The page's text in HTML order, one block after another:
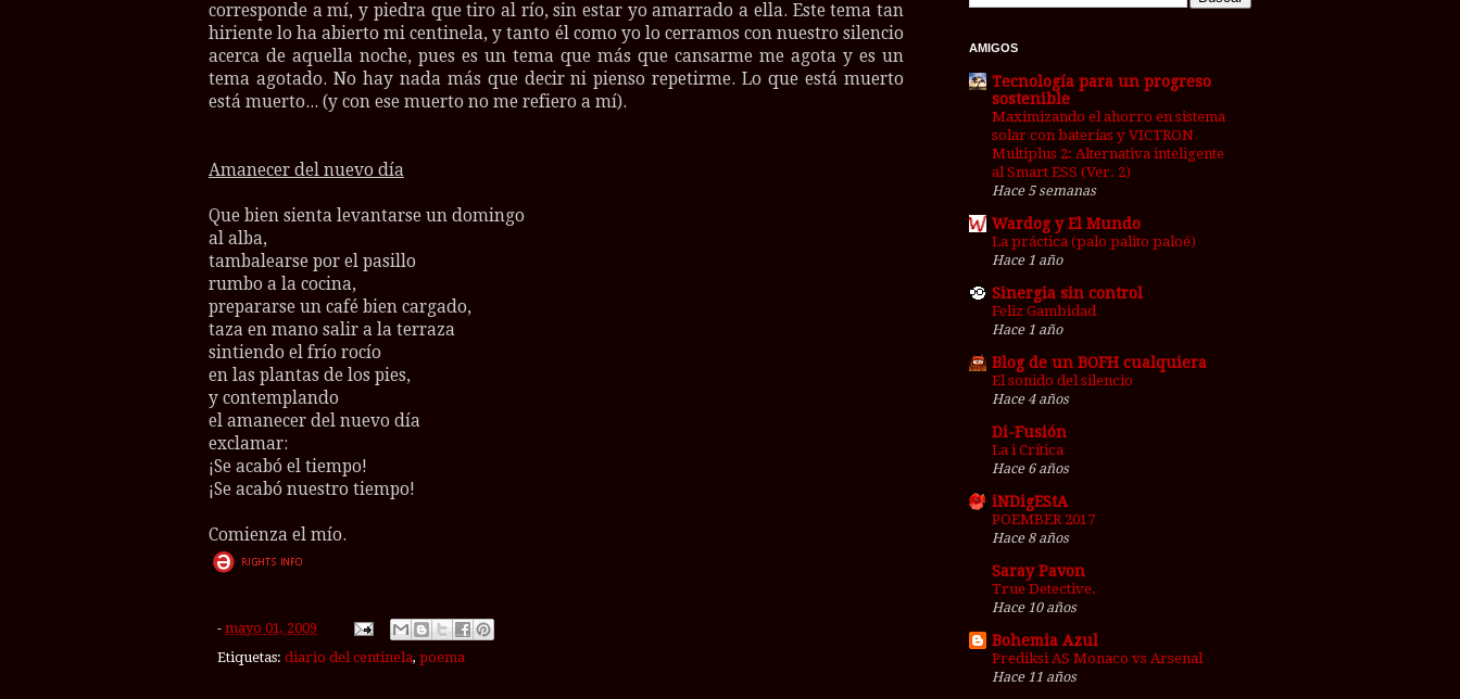
corresponde a mí, y piedra que tiro al río, sin estar yo amarrado a ella. Este tema tan
hiriente lo ha abierto mi centinela, y tanto él como yo lo cerramos con nuestro silencio
acerca de aquella noche, pues es un tema que más que cansarme me agota y es un
tema agotado. No hay nada más que decir ni pienso repetirme. Lo que está muerto
está muerto... (y con ese muerto no me refiero a mí).
Amanecer del nuevo día
Que bien sienta levantarse un domingo
al alba,
tambalearse por el pasillo
rumbo a la cocina,
prepararse un café bien cargado,
taza en mano salir a la terraza
sintiendo el frío rocío
en las plantas de los pies,
y contemplando
el amanecer del nuevo día
exclamar:
¡Se acabó el tiempo!
¡Se acabó nuestro tiempo!
Comienza el mío.
- mayo 01, 2009
Etiquetas: diario del centinela, poema
AMIGOS
Tecnología para un progreso
sostenible
Maximizando el ahorro en sistema
solar con baterías y VICTRON
Multiplus 2: Alternativa inteligente
al Smart ESS (Ver. 2)
Hace 5 semanas
Wardog y El Mundo
La práctica (palo palito paloé)
Hace 1 año
Sinergia sin control
Feliz Gambidad
Hace 1 año
Blog de un BOFH cualquiera
El sonido del silencio
Hace 4 años
Di-Fusión
La i Crítica
Hace 6 años
iNDigEStA
POEMBER 2017
Hace 8 años
Saray Pavon
True Detective.
Hace 10 años
Bohemia Azul
Prediksi AS Monaco vs Arsenal
Hace 11 años